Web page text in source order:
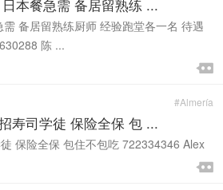
本餐急需 备居留熟练 ...
备居留熟练厨师 经验跑堂各一名 待遇
陈 ...


#Almería
寿司学徒 保险全保 包 ...
保险全保 包住不包吃 722334346 Alex

